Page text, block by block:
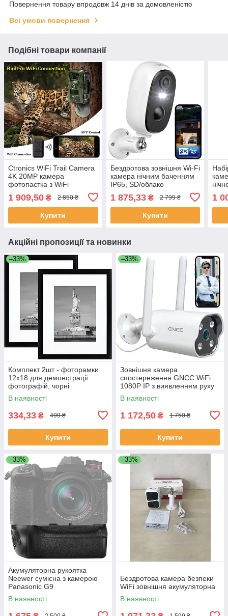
Повернення товару впродовж 14 днів за домовленістю
Всі умови повернення
Подібні товари компанії
Ctronics WiFi Trail Camera
4K 20MP камера
фотопастка з WiFi
1 909,50 ₴ 2 850 ₴
Купити
Бездротова зовнішня Wi-Fi
камера нічним баченням
IP65, SD/облако
1 875,33₴ 2 799 ₴
Купити
1
Акційні пропозиції та новинки
–33%
Комплект 2шт - фоторамки
12x18 для демонстрації
фотографій, чорні
В наявності
334,33 ₴ 499 ₴
Купити
–33%
Зовнішня камера
спостереження GNCC WiFi
1080P IP з виявленням руху
В наявності
1 172,50 ₴ 1 750 ₴
Купити
–33%
Акумуляторна рукоятка
Neewer сумісна з камерою
Panasonic G9
В наявності
–33%
Бездротова камера безпеки
WiFi зовнішня акумуляторна
В наявності